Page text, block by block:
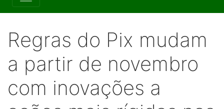
Regras do Pix mudam
a partir de novembro
com inovações a